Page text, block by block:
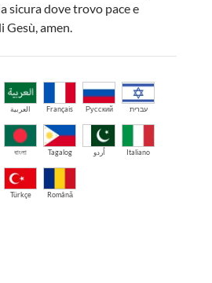
sicura dove trovo pace e
Gesù, amen.
العربية Français Русский עברית
বাংলা Tagalog اُردو Italiano
Türkçe Română